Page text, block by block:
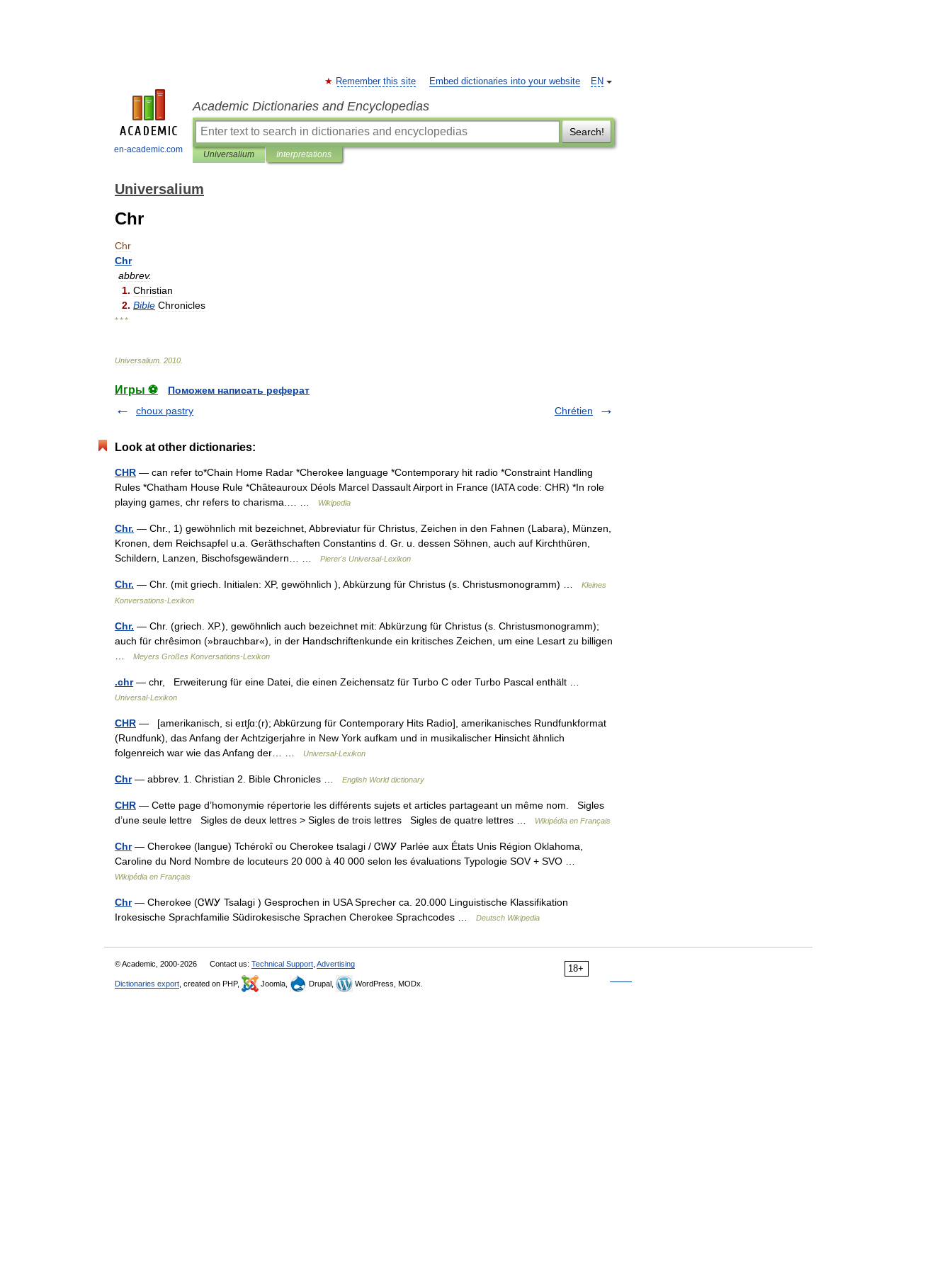
en-academic.com
EN
Remember this site Embed dictionaries into your website
Academic Dictionaries and Encyclopedias
Search!
Universalium Interpretations
Universalium
Chr
Chr
Chr
abbrev.
1. Christian
2. Bible Chronicles
* * *
Universalium 2010
Игры ⚽
Поможем написать реферат
choux pastry
Chrétien
Look at other dictionaries:
CHR — can refer to*Chain Home Radar *Cherokee language *Contemporary hit radio *Constraint Handling
Rules *Chatham House Rule *Châteauroux Déols Marcel Dassault Airport in France (IATA code: CHR) *In role
playing games, chr refers to charisma.… …
Wikipedia
Chr. — Chr., 1) gewöhnlich mit bezeichnet, Abbreviatur für Christus, Zeichen in den Fahnen (Labara), Münzen,
Kronen, dem Reichsapfel u.a. Geräthschaften Constantins d. Gr. u. dessen Söhnen, auch auf Kirchthüren,
Schildern, Lanzen, Bischofsgewändern… …
Pierer's Universal-Lexikon
Chr. — Chr. (mit griech. Initialen: ΧΡ, gewöhnlich ), Abkürzung für Christus (s. Christusmonogramm) …
Kleines
Konversations-Lexikon
Chr. — Chr. (griech. XP.), gewöhnlich auch bezeichnet mit: Abkürzung für Christus (s. Christusmonogramm);
auch für chrêsimon (»brauchbar«), in der Handschriftenkunde ein kritisches Zeichen, um eine Lesart zu billigen
Meyers Großes Konversations-Lexikon
.chr— chr, Erweiterung für eine Datei, die einen Zeichensatz für Turbo C oder Turbo Pascal enthält …
Universal-Lexikon
CHR — [amerikanisch, si eɪtʃɑ:(r); Abkürzung für Contemporary Hits Radio], amerikanisches Rundfunkformat
(Rundfunk), das Anfang der Achtzigerjahre in New York aufkam und in musikalischer Hinsicht ähnlich
folgenreich war wie das Anfang der… …
Universal-Lexikon
Chr— abbrev. 1. Christian 2. Bible Chronicles … English World dictionary
CHR — Cette page d’homonymie répertorie les différents sujets et articles partageant un même nom. Sigles
d’une seule lettre Sigles de deux lettres > Sigles de trois lettres Sigles de quatre lettres …
Wikipédia en Français
Chr— Cherokee (langue) Tchérokî ou Cherokee tsalagi / ᏣᎳᎩ Parlée aux États Unis Région Oklahoma,
Caroline du Nord Nombre de locuteurs 20 000 à 40 000 selon les évaluations Typologie SOV + SVO …
Wikipédia en Français
Chr— Cherokee (ᏣᎳᎩ Tsalagi ) Gesprochen in USA Sprecher ca. 20.000 Linguistische Klassifikation
Irokesische Sprachfamilie Südirokesische Sprachen Cherokee Sprachcodes …
Deutsch Wikipedia
18+
© Academic, 2000-2026 Contact us: Technical Support Advertising
Dictionaries export , created on PHP, Joomla, Drupal, WordPress, MODx.